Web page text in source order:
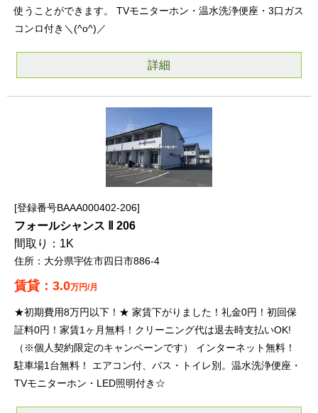
使うことができます。 TVモニターホン・温水洗浄便座・3口ガス
コンロ付き＼(^o^)／
詳細
登録番号BAAA000402-206
フォールシャンス Ⅱ 206
1K
大分県宇佐市四日市886-4
3.0万円/月
★初期費用8万円以下！★ 家賃下がりました！礼金0円！初回保
証料0円！家賃1ヶ月無料！クリーニング代は退去時支払いOK!
（※個人契約限定のキャンペーンです） インターネット無料！
駐車場1台無料！ エアコン付、バス・トイレ別。温水洗浄便座・
TVモニターホン・LED照明付き☆